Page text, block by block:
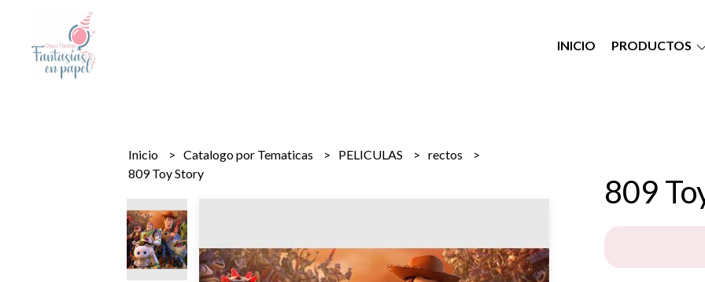
INICIO PRODUCTOS
Inicio Catalogo por Tematicas PELICULAS
rectos
809 Toy Story
809